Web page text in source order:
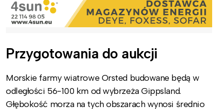
Przygotowania do aukcji
Morskie farmy wiatrowe Orsted budowane będą w
odległości 56-100 km od wybrzeża Gippsland.
Głębokość morza na tych obszarach wynosi średnio